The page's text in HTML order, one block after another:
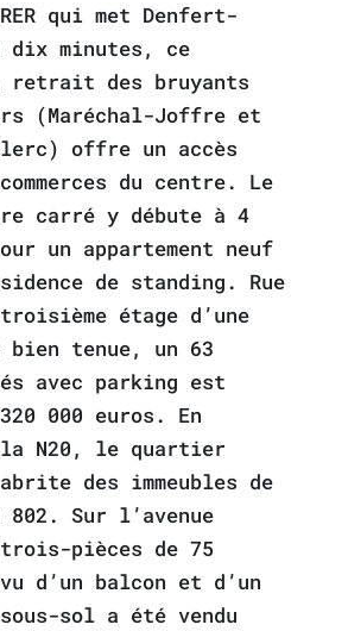
qui met Denfert-
dix minutes, ce
retrait des bruyants
(Maréchal-Joffre et
offre un accès
du centre. Le
carré y débute à 4
un appartement neuf
de standing. Rue
étage d’une
bien tenue, un 63
avec parking est
000 euros. En
la N20, le quartier
des immeubles de
802. Sur l’avenue
pièces de 75
d’un balcon et d’un
sol a été vendu